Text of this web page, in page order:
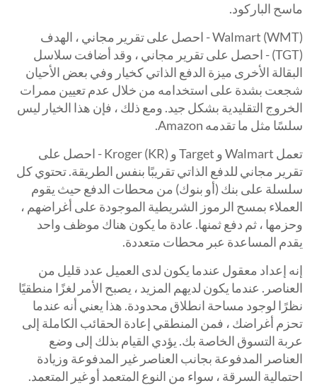
ماسح الباركود.
Walmart (WMT) - احصل على تقرير مجاني ، الهدف
(TGT) - احصل على تقرير مجاني ، وقد أضافت سلاسل
البقالة الأخرى ميزة الدفع الذاتي كخيار وفي بعض الأحيان
شجعت بشدة على استخدامه من خلال عدم تعيين ممرات
الخروج التقليدية بشكل جيد. ومع ذلك ، فإن هذا الخيار ليس
سلسًا مثل ما تقدمه Amazon.
تعمل Walmart و Target و Kroger (KR) - احصل على
تقرير مجاني للدفع الذاتي تقريبًا بنفس الطريقة. تحتوي كل
سلسلة على بنك (أو بنوك) من محطات الدفع حيث يقوم
العملاء بمسح الرموز الشريطية الموجودة على أغراضهم ،
وحزمها ، ثم دفع ثمنها. عادة ما يكون هناك موظف واحد
يقدم المساعدة عبر محطات متعددة.
إنه إعداد معقول عندما يكون لدى العميل عدد قليل من
العناصر. عندما يكون لديهم المزيد ، يصبح الأمر لغزًا منطقيًا
نظرًا لوجود مساحة انطلاق محدودة. هذا يعني أنه عندما
تحزم أغراضك ، فمن المنطقي إعادة الحقائب الكاملة إلى
عربة التسوق الخاصة بك. يؤدي القيام بذلك إلى وضع
العناصر المدفوعة بجانب العناصر غير المدفوعة وزيادة
احتمالية السرقة ، سواء من النوع المتعمد أو غير المتعمد.